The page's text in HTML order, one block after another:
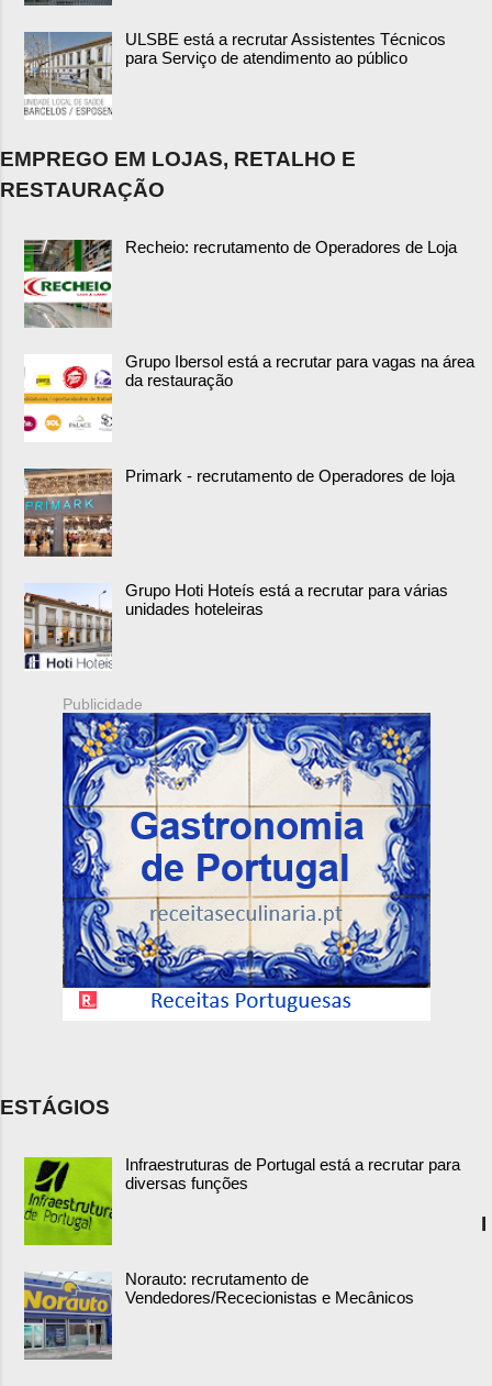
ULSBE está a recrutar Assistentes Técnicos
para Serviço de atendimento ao público
EMPREGO EM LOJAS, RETALHO E
RESTAURAÇÃO
Recheio: recrutamento de Operadores de Loja
Grupo Ibersol está a recrutar para vagas na área
da restauração
Primark - recrutamento de Operadores de loja
Grupo Hoti Hoteís está a recrutar para várias
unidades hoteleiras
Publicidade
ESTÁGIOS
Infraestruturas de Portugal está a recrutar para
diversas funções
Norauto: recrutamento de
Vendedores/Rececionistas e Mecânicos
I